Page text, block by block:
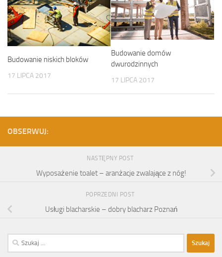
Budowanie niskich bloków
17 LIPCA 2017
Budowanie domów
dwurodzinnych
17 LIPCA 2017
OBSERWUJ:
NASTĘPNY POST
Wyposażenie toalet – aranżacje zwalające z nóg!
POPRZEDNI POST
Usługi blacharskie – dobry blacharz Poznań
Szukaj: